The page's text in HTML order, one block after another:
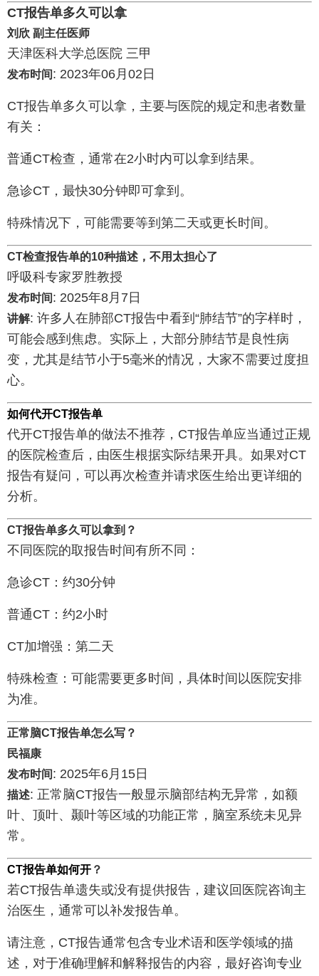
CT报告单多久可以拿
刘欣 副主任医师
天津医科大学总医院 三甲
发布时间: 2023年06月02日
CT报告单多久可以拿，主要与医院的规定和患者数量
有关：
普通CT检查，通常在2小时内可以拿到结果。
急诊CT，最快30分钟即可拿到。
特殊情况下，可能需要等到第二天或更长时间。
CT检查报告单的10种描述，不用太担心了
呼吸科专家罗胜教授
发布时间: 2025年8月7日
讲解: 许多人在肺部CT报告中看到“肺结节”的字样时，
可能会感到焦虑。实际上，大部分肺结节是良性病
变，尤其是结节小于5毫米的情况，大家不需要过度担
心。
如何代开CT报告单
代开CT报告单的做法不推荐，CT报告单应当通过正规
的医院检查后，由医生根据实际结果开具。如果对CT
报告有疑问，可以再次检查并请求医生给出更详细的
分析。
CT报告单多久可以拿到？
不同医院的取报告时间有所不同：
急诊CT：约30分钟
普通CT：约2小时
CT加增强：第二天
特殊检查：可能需要更多时间，具体时间以医院安排
为准。
正常脑CT报告单怎么写？
民福康
发布时间: 2025年6月15日
描述: 正常脑CT报告一般显示脑部结构无异常，如额
叶、顶叶、颞叶等区域的功能正常，脑室系统未见异
常。
CT报告单如何开 ？
若CT报告单遗失或没有提供报告，建议回医院咨询主
治医生，通常可以补发报告单。
请注意，CT报告通常包含专业术语和医学领域的描
述，对于准确理解和解释报告的内容，最好咨询专业